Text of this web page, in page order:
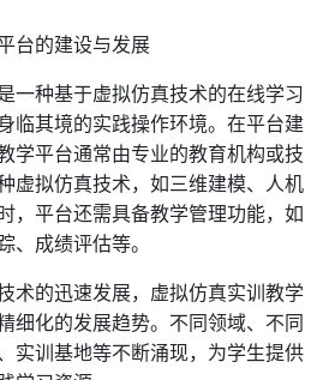
台的建设与发展
一种基于虚拟仿真技术的在线学习
临其境的实践操作环境。在平台建
学平台通常由专业的教育机构或技
虚拟仿真技术，如三维建模、人机
，平台还需具备教学管理功能，如
、成绩评估等。
术的迅速发展，虚拟仿真实训教学
细化的发展趋势。不同领域、不同
实训基地等不断涌现，为学生提供